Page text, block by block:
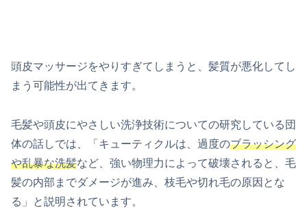
頭皮マッサージをやりすぎてしまうと、髪質が悪化してし
まう可能性が出てきます。
毛髪や頭皮にやさしい洗浄技術についての研究している団
体の話しでは、「キューティクルは、過度のブラッシング
や乱暴な洗髪など、強い物理力によって破壊されると、毛
髪の内部までダメージが進み、枝毛や切れ毛の原因とな
る」と説明されています。